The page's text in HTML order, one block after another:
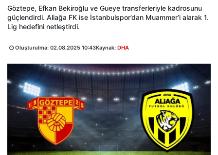
Göztepe, Efkan Bekiroğlu ve Gueye transferleriyle kadrosunu
güçlendirdi. Aliağa FK ise İstanbulspor’dan Muammer’i alarak 1.
Lig hedefini netleştirdi.
Oluşturulma: 02.08.2025 10:43Kaynak: DHA